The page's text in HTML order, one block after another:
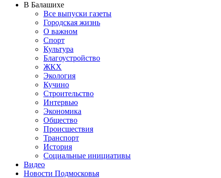
В Балашихе
Все выпуски газеты
Городская жизнь
О важном
Спорт
Культура
Благоустройство
ЖКХ
Экология
Кучино
Строительство
Интервью
Экономика
Общество
Происшествия
Транспорт
История
Социальные инициативы
Видео
Новости Подмосковья